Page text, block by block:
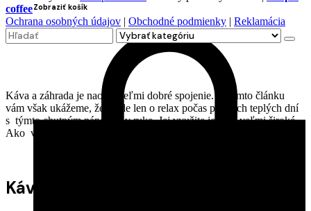
Zobraziť košík
coffee
Ochrana osobných údajov | Obchodné podmienky | Reklamácia
Search
for
Káva a záhrada je naozaj veľmi dobré spojenie. V tomto článku
vám však ukážeme, že nejde len o relax počas pekných teplých dní
s týmto chutným nápojom v ruke. Jej využite je totiž veľmi široké.
Ako vám teda dokáže pomôcť?
Káva do kvetov